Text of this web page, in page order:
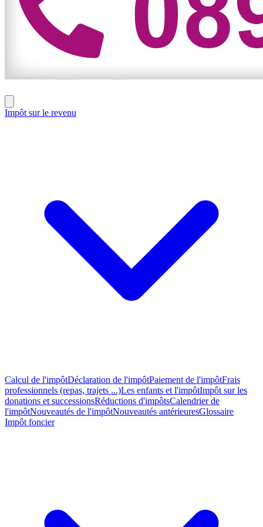
Impôt sur le revenu
Calcul de l'impôtDéclaration de l'impôtPaiement de l'impôtFrais
professionnels (repas, trajets ...)Les enfants et l'impôtImpôt sur les
donations et successionsRéductions d'impôtsCalendrier de
l'impôtNouveautés de l'impôtNouveautés antérieuresGlossaire
Impôt foncier